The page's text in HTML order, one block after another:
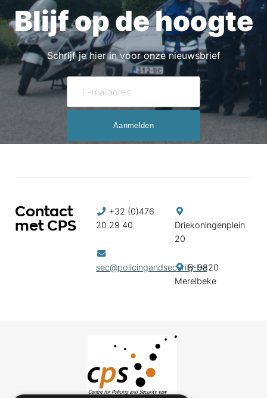
Blijf op de hoogte
Schrijf je hier in voor onze nieuwsbrief
Contact
met CPS
+32 (0)476
20 29 40
sec@policingandsecurity.be
Driekoningenplein
20
B-9820
Merelbeke